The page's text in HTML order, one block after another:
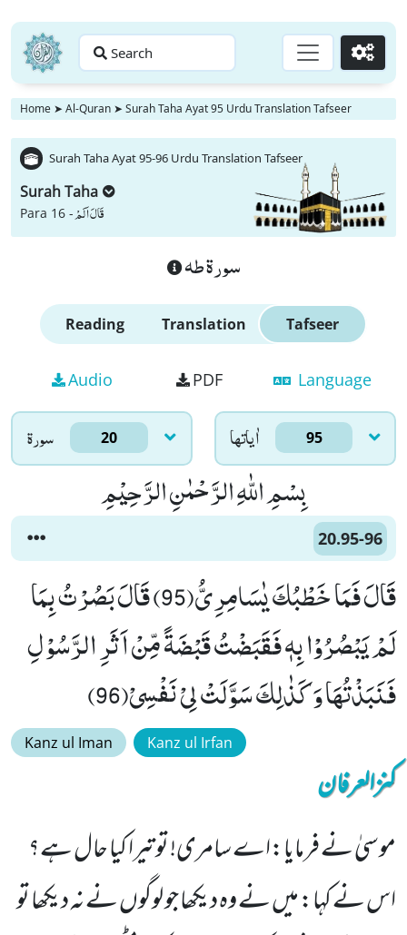
Search Go
Home ➤ Al-Quran ➤ Surah Taha Ayat 95 Urdu Translation Tafseer
Surah Taha Ayat 95-96 Urdu Translation Tafseer
Surah Taha
Para 16 -قَالَ اَلَمْ
سورة طه
Reading Translation Tafseer
Audio PDF Language
سورۃ 20 اٰياتها 95
بِسْمِ اللّٰهِ الرَّحْمٰنِ الرَّحِیْمِ
20.95-96
قَالَ فَمَا خَطْبُكَ یٰسَامِرِیُّ(95) قَالَ بَصُرْتُ بِمَا
لَمْ یَبْصُرُوْا بِهٖ فَقَبَضْتُ قَبْضَةً مِّنْ اَثَرِ الرَّسُوْلِ
فَنَبَذْتُهَا وَ كَذٰلِكَ سَوَّلَتْ لِیْ نَفْسِیْ(96)
Kanz ul Iman Kanz ul Irfan
کنزالعرفان
موسیٰ نے فرمایا:اے سامری! تو تیرا کیا حال ہے؟
اس نے کہا: میں نے وہ دیکھا جو لوگوں نے نہ دیکھا تو